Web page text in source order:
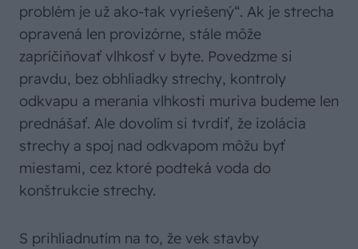
problém je už ako-tak vyriešený“. Ak je strecha
opravená len provizórne, stále môže
zapríčiňovať vlhkosť v byte. Povedzme si
pravdu, bez obhliadky strechy, kontroly
odkvapu a merania vlhkosti muriva budeme len
prednášať. Ale dovolím si tvrdiť, že izolácia
strechy a spoj nad odkvapom môžu byť
miestami, cez ktoré podteká voda do
konštrukcie strechy.
S prihliadnutím na to, že vek stavby